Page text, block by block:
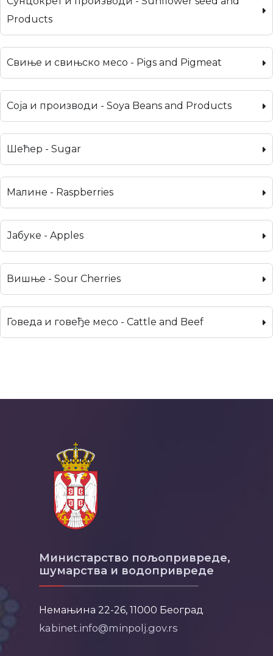
Products
Свиње и свињско месо - Pigs and Pigmeat
Соја и производи - Soya Beans and Products
Шећер - Sugar
Малине - Raspberries
Јабуке - Apples
Вишње - Sour Cherries
Говеда и говеђе месо - Cattle and Beef
Министарство пољопривреде,
шумарства и водопривреде
Немањина 22-26, 11000 Београд
kabinet.info@minpolj.gov.rs